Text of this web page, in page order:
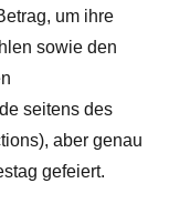
um ihre
sowie den
seitens des
aber genau
gefeiert.